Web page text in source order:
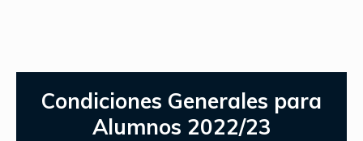
Condiciones Generales para
Alumnos 2022/23